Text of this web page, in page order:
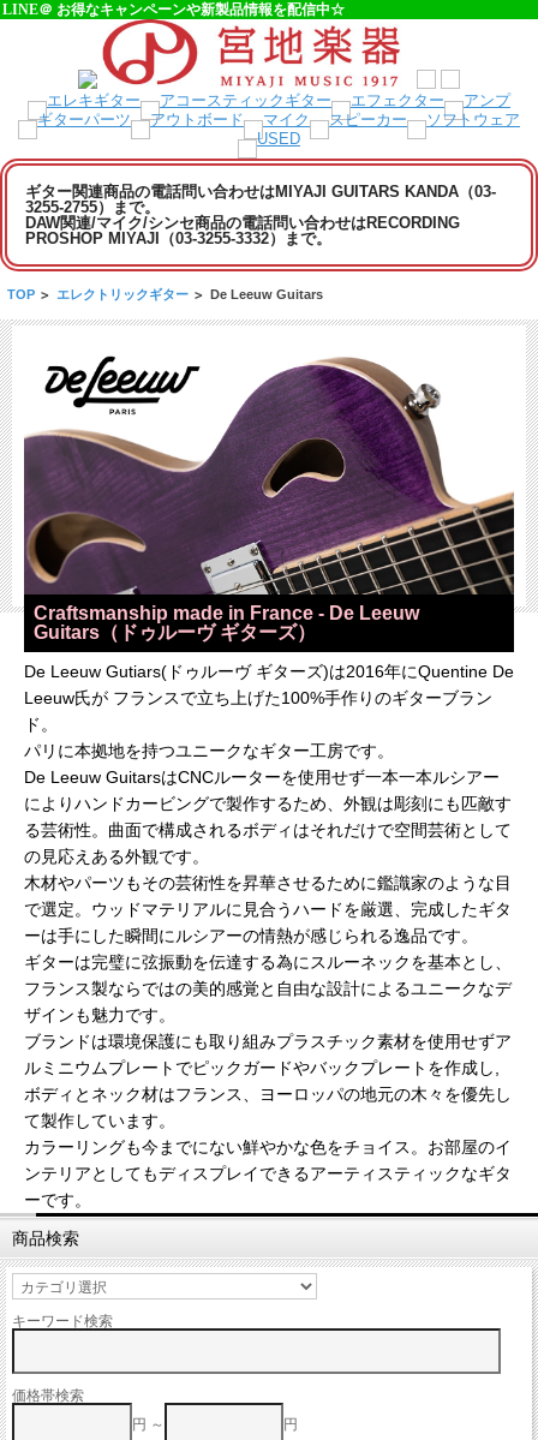
LINE＠ お得なキャンペーンや新製品情報を配信中☆
ギター関連商品の電話問い合わせはMIYAJI GUITARS KANDA（03-
3255-2755）まで。
DAW関連/マイク/シンセ商品の電話問い合わせはRECORDING
PROSHOP MIYAJI（03-3255-3332）まで。
TOP > エレクトリックギター > De Leeuw Guitars
Craftsmanship made in France - De Leeuw
Guitars（ドゥルーヴ ギターズ）
De Leeuw Gutiars(ドゥルーヴ ギターズ)は2016年にQuentine De
Leeuw氏が フランスで立ち上げた100%手作りのギターブラン
ド。
パリに本拠地を持つユニークなギター工房です。
De Leeuw GuitarsはCNCルーターを使用せず一本一本ルシアー
によりハンドカービングで製作するため、外観は彫刻にも匹敵す
る芸術性。曲面で構成されるボディはそれだけで空間芸術として
の見応えある外観です。
木材やパーツもその芸術性を昇華させるために鑑識家のような目
で選定。ウッドマテリアルに見合うハードを厳選、完成したギタ
ーは手にした瞬間にルシアーの情熱が感じられる逸品です。
ギターは完璧に弦振動を伝達する為にスルーネックを基本とし、
フランス製ならではの美的感覚と自由な設計によるユニークなデ
ザインも魅力です。
ブランドは環境保護にも取り組みプラスチック素材を使用せずア
ルミニウムプレートでピックガードやバックプレートを作成し,
ボディとネック材はフランス、ヨーロッパの地元の木々を優先し
て製作しています。
カラーリングも今までにない鮮やかな色をチョイス。お部屋のイ
ンテリアとしてもディスプレイできるアーティスティックなギタ
ーです。
商品検索
キーワード検索
価格帯検索
円 ～
円